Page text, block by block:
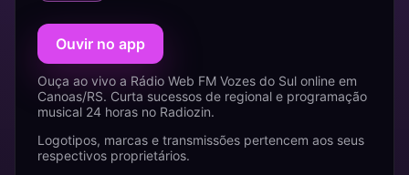
Ouvir no app
Ouça ao vivo a Rádio Web FM Vozes do Sul online em
Canoas/RS. Curta sucessos de regional e programação
musical 24 horas no Radiozin.
Logotipos, marcas e transmissões pertencem aos seus
respectivos proprietários.